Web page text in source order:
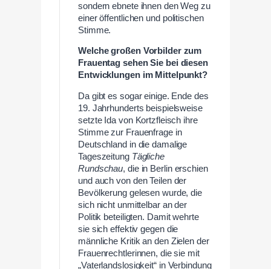
sondern ebnete ihnen den Weg zu
einer öffentlichen und politischen
Stimme.
Welche großen Vorbilder zum
Frauentag sehen Sie bei diesen
Entwicklungen im Mittelpunkt?
Da gibt es sogar einige. Ende des
19. Jahrhunderts beispielsweise
setzte Ida von Kortzfleisch ihre
Stimme zur Frauenfrage in
Deutschland in die damalige
Tageszeitung Tägliche
Rundschau, die in Berlin erschien
und auch von den Teilen der
Bevölkerung gelesen wurde, die
sich nicht unmittelbar an der
Politik beteiligten. Damit wehrte
sie sich effektiv gegen die
männliche Kritik an den Zielen der
Frauenrechtlerinnen, die sie mit
„Vaterlandslosigkeit“ in Verbindung